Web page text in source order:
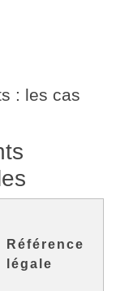
: les cas
Référence
légale